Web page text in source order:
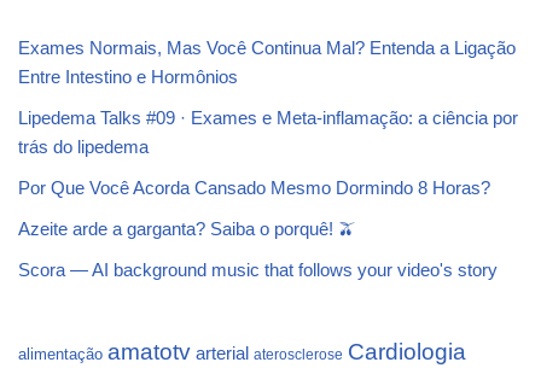
Exames Normais, Mas Você Continua Mal? Entenda a Ligação
Entre Intestino e Hormônios
Lipedema Talks #09 · Exames e Meta-inflamação: a ciência por
trás do lipedema
Por Que Você Acorda Cansado Mesmo Dormindo 8 Horas?
Azeite arde a garganta? Saiba o porquê! 🫒
Scora — AI background music that follows your video's story
alimentação amatotv arterial aterosclerose Cardiologia